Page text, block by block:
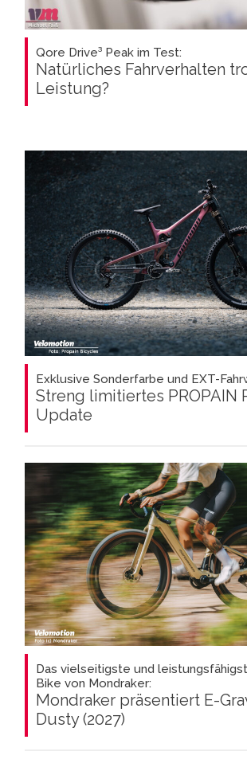
Qore Drive³ Peak im Test:
Natürliches Fahrverhalten
Leistung?
Exklusive Sonderfarbe und EXT-
Streng limitiertes PROPAIN
Update
Das vielseitigste und
Bike von Mondraker:
Mondraker präsentiert E-
Dusty (2027)